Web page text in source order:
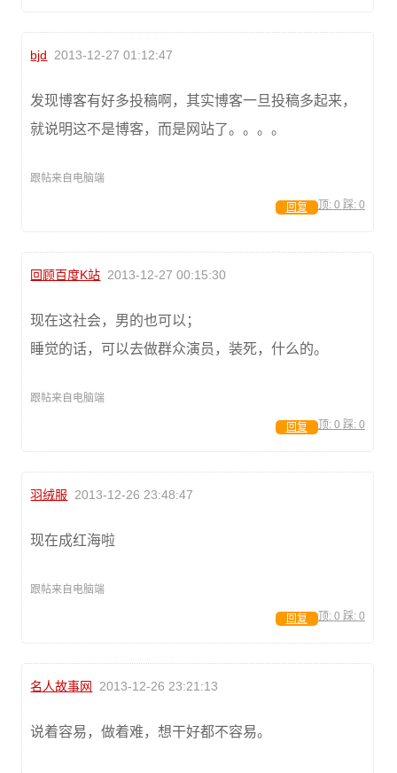
bjd 2013-12-27 01:12:47
发现博客有好多投稿啊，其实博客一旦投稿多起来，
就说明这不是博客，而是网站了。。。。
跟帖来自电脑端
顶: 0 踩: 0
回复
回顾百度K站 2013-12-27 00:15:30
现在这社会，男的也可以；
睡觉的话，可以去做群众演员，装死，什么的。
跟帖来自电脑端
顶: 0 踩: 0
回复
羽绒服 2013-12-26 23:48:47
现在成红海啦
跟帖来自电脑端
顶: 0 踩: 0
回复
名人故事网 2013-12-26 23:21:13
说着容易，做着难，想干好都不容易。